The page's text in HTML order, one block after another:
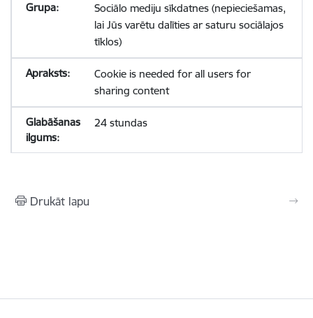
Sociālo mediju sīkdatnes (nepieciešamas,
lai Jūs varētu dalīties ar saturu sociālajos
tīklos)
Cookie is needed for all users for
sharing content
24 stundas
Drukāt lapu